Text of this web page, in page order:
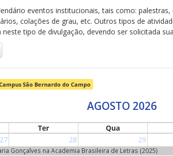
eventos institucionais, tais como:
colações de grau, etc. Outros tipos de
tipo de divulgação, devendo ser solicitada
São Bernardo do Campo
AGOSTO 2026
Ter Qua
27 28 29
Gonçalves na Academia Brasileira de Letras (2025)